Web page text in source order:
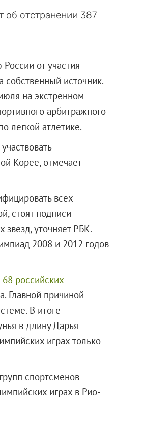
об отстранении 387
от участия
источник.
на экстренном
арбитражного
легкой атлетике.
Корее, отмечает
всех
стоят подписи
уточняет РБК.
2008 и 2012 годов
российских
Главной причиной
В итоге
в длину Дарья
играх только
спортсменов
играх в Рио-